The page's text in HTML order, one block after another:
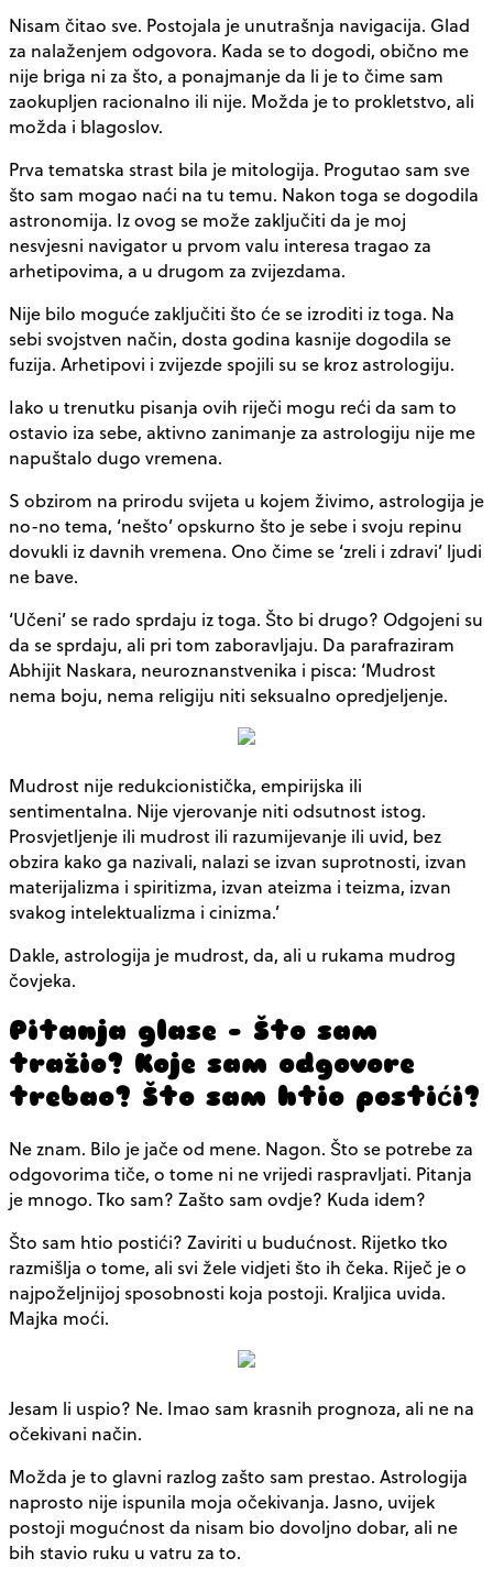
Nisam čitao sve. Postojala je unutrašnja navigacija. Glad
za nalaženjem odgovora. Kada se to dogodi, obično me
nije briga ni za što, a ponajmanje da li je to čime sam
zaokupljen racionalno ili nije. Možda je to prokletstvo, ali
možda i blagoslov.
Prva tematska strast bila je mitologija. Progutao sam sve
što sam mogao naći na tu temu. Nakon toga se dogodila
astronomija. Iz ovog se može zaključiti da je moj
nesvjesni navigator u prvom valu interesa tragao za
arhetipovima, a u drugom za zvijezdama.
Nije bilo moguće zaključiti što će se izroditi iz toga. Na
sebi svojstven način, dosta godina kasnije dogodila se
fuzija. Arhetipovi i zvijezde spojili su se kroz astrologiju.
Iako u trenutku pisanja ovih riječi mogu reći da sam to
ostavio iza sebe, aktivno zanimanje za astrologiju nije me
napuštalo dugo vremena.
S obzirom na prirodu svijeta u kojem živimo, astrologija je
no-no tema, ‘nešto’ opskurno što je sebe i svoju repinu
dovukli iz davnih vremena. Ono čime se ‘zreli i zdravi’ ljudi
ne bave.
‘Učeni’ se rado sprdaju iz toga. Što bi drugo? Odgojeni su
da se sprdaju, ali pri tom zaboravljaju. Da parafraziram
Abhijit Naskara, neuroznanstvenika i pisca: ‘Mudrost
nema boju, nema religiju niti seksualno opredjeljenje.
Mudrost nije redukcionistička, empirijska ili
sentimentalna. Nije vjerovanje niti odsutnost istog.
Prosvjetljenje ili mudrost ili razumijevanje ili uvid, bez
obzira kako ga nazivali, nalazi se izvan suprotnosti, izvan
materijalizma i spiritizma, izvan ateizma i teizma, izvan
svakog intelektualizma i cinizma.’
Dakle, astrologija je mudrost, da, ali u rukama mudrog
čovjeka.
Pitanja glase – Što sam
tražio? Koje sam odgovore
trebao? Što sam htio postići?
Ne znam. Bilo je jače od mene. Nagon. Što se potrebe za
odgovorima tiče, o tome ni ne vrijedi raspravljati. Pitanja
je mnogo. Tko sam? Zašto sam ovdje? Kuda idem?
Što sam htio postići? Zaviriti u budućnost. Rijetko tko
razmišlja o tome, ali svi žele vidjeti što ih čeka. Riječ je o
najpoželjnijoj sposobnosti koja postoji. Kraljica uvida.
Majka moći.
Jesam li uspio? Ne. Imao sam krasnih prognoza, ali ne na
očekivani način.
Možda je to glavni razlog zašto sam prestao. Astrologija
naprosto nije ispunila moja očekivanja. Jasno, uvijek
postoji mogućnost da nisam bio dovoljno dobar, ali ne
bih stavio ruku u vatru za to.